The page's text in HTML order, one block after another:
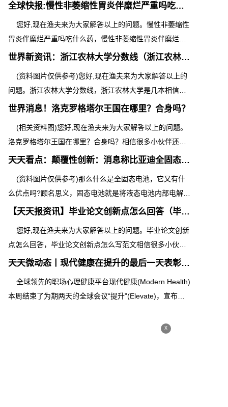
全球快报:慢性非萎缩性胃炎伴糜烂严重吗吃什么药（慢性非
您好,现在渔夫来为大家解答以上的问题。慢性非萎缩性
胃炎伴糜烂严重吗吃什么药，慢性非萎缩性胃炎伴糜烂严
重相信很多小伙伴还不知道,现在让
世界新资讯：浙江农林大学分数线（浙江农林大学是几本）
(资料图片仅供参考)您好,现在渔夫来为大家解答以上的
问题。浙江农林大学分数线，浙江农林大学是几本相信很
多小伙伴还不知道,现在让我们一起
世界消息！洛克罗格塔尔王国在哪里？合身吗？
(相关资料图)您好,现在渔夫来为大家解答以上的问题。
洛克罗格塔尔王国在哪里？合身吗？相信很多小伙伴还不
知道,现在让我们一起来看看吧！1
天天看点：颠覆性创新：消息称比亚迪全固态电池重庆量产
(资料图片仅供参考)那么什么是全固态电池，它又有什
么优点吗?顾名思义，固态电池就是将液态电池内部电解液
全部更换为了固态电解质，质量能
【天天报资讯】毕业论文创新点怎么回答（毕业论文创新点
您好,现在渔夫来为大家解答以上的问题。毕业论文创新
点怎么回答，毕业论文创新点怎么写范文相信很多小伙伴
还不知道,现在让我们一起来看看吧
天天微动态丨现代健康在提升的最后一天表彰心理健康倡导
全球领先的职场心理健康平台现代健康(Modern Health)
本周结束了为期两天的全球会议“提升”(Elevate)，宣布了
x